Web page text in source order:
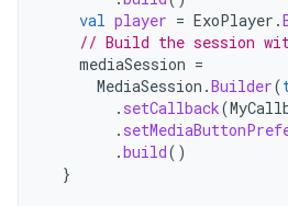
val player = ExoPlayer .
// Build the session
mediaSession =
MediaSession .Builder(
. setCallback(
.
.build()
}